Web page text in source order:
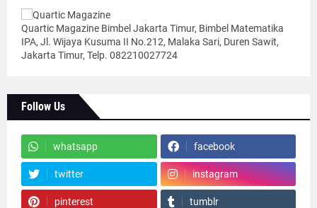
Quartic Magazine Bimbel Jakarta Timur, Bimbel Matematika
IPA, Jl. Wijaya Kusuma II No.212, Malaka Sari, Duren Sawit,
Jakarta Timur, Telp. 082210027724
Follow Us
whatsapp facebook
twitter instagram
pinterest tumblr